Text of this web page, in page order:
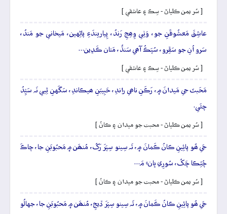
[ سُر يمن ڪلياڻ - سِڪ ۽ عاشقي ]
عاشِقَ مَعشُوقَنِ جو، وَٺِي وِھِجِ رَندُ، پِياريندَءِ پاڻِهين، مَيخاني جو مَندُ،
سَرو اُنِ جو سَڦِرو، سُپَڪُ آھي سَنڌُ، مَتان ڪَڍين…
[ سُر يمن ڪلياڻ - سِڪ ۽ عاشقي ]
مَحَبتَ جي مَيدانَ ۾، رَڪَنِ ناھي راندِ، حَبِيبَنِ ھيڪاندِ، سَگَهنِ ٿِيي نَہ سَيِّدُ
چئَي.
[ سُر يمن ڪلياڻ - محبت جو ميدان ۽ ڪانُ ]
جَي ھُو پائِينِ ڪانُ ڪَمانَ ۾، تَہ سِينو سِپَرَ رَکُ، مُنھَن ۾ مَحبُوبَنِ جا، چاڪَ
چُٽِڪا چَکُ، سُورِي ڀانءِ مَ…
[ سُر يمن ڪلياڻ - محبت جو ميدان ۽ ڪانُ ]
جَي ھُو پائِينِ ڪانُ ڪَمانَ ۾، تَہ سِينو سِپَرَ ڏيجِ، مُنھَن ۾ مَحبُوبَنِ جا، جهالُو